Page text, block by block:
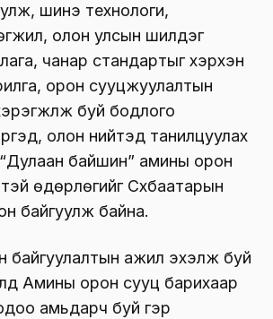
шинэ технологи,
олон улсын шилдэг
чанар стандартыг хэрхэн
орон сууцжуулалтын
буй бодлого
олон нийтэд танилцуулах
“Дулаан байшин” амины орон
өдөрлөгийг Сүхбаатарын
байгуулж байна.
байгуулалтын ажил эхэлж буй
Амины орон сууц барихаар
амьдарч буй гэр